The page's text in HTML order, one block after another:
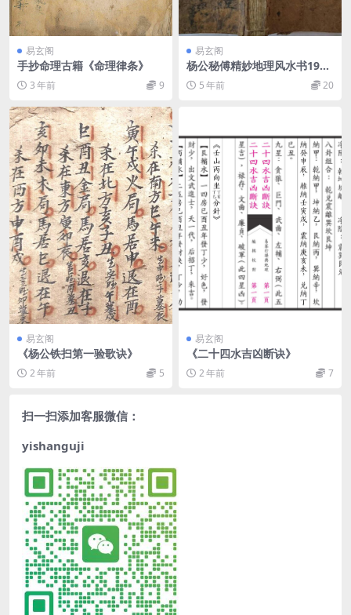
易玄阁
手抄命理古籍《命理律条》
3 年前 9
易玄阁
杨公秘傅精妙地理风水书199
筒子页吕洞宾.pdf
5 年前 20
易玄阁
《杨公铁扫第一验歌诀》
2 年前 5
易玄阁
《二十四水吉凶断诀》
2 年前 7
扫一扫添加客服微信：
yishanguji